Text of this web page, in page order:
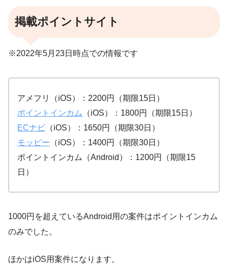
掲載ポイントサイト
※2022年5月23日時点での情報です
アメフリ（iOS）：2200円（期限15日）
ポイントインカム
（iOS）：1800円（期限15日）
ECナビ （iOS）：1650円（期限30日）
モッピー （iOS）：1400円（期限30日）
ポイントインカム（Android）：1200円（期限15
日）
1000円を超えているAndroid用の案件はポイントインカム
のみでした。
ほかはiOS用案件になります。